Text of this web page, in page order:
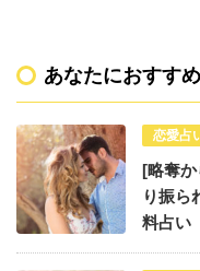
あなたにおすす
恋愛占
[略奪か
り振ら
料占い